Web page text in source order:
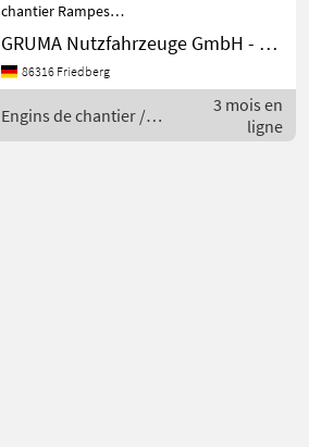
chantier Rampes
hydrauliques
GRUMA Nutzfahrzeuge GmbH - Staplertechnik
86316 Friedberg
Engins de chantier /
Magni
3 mois en
ligne